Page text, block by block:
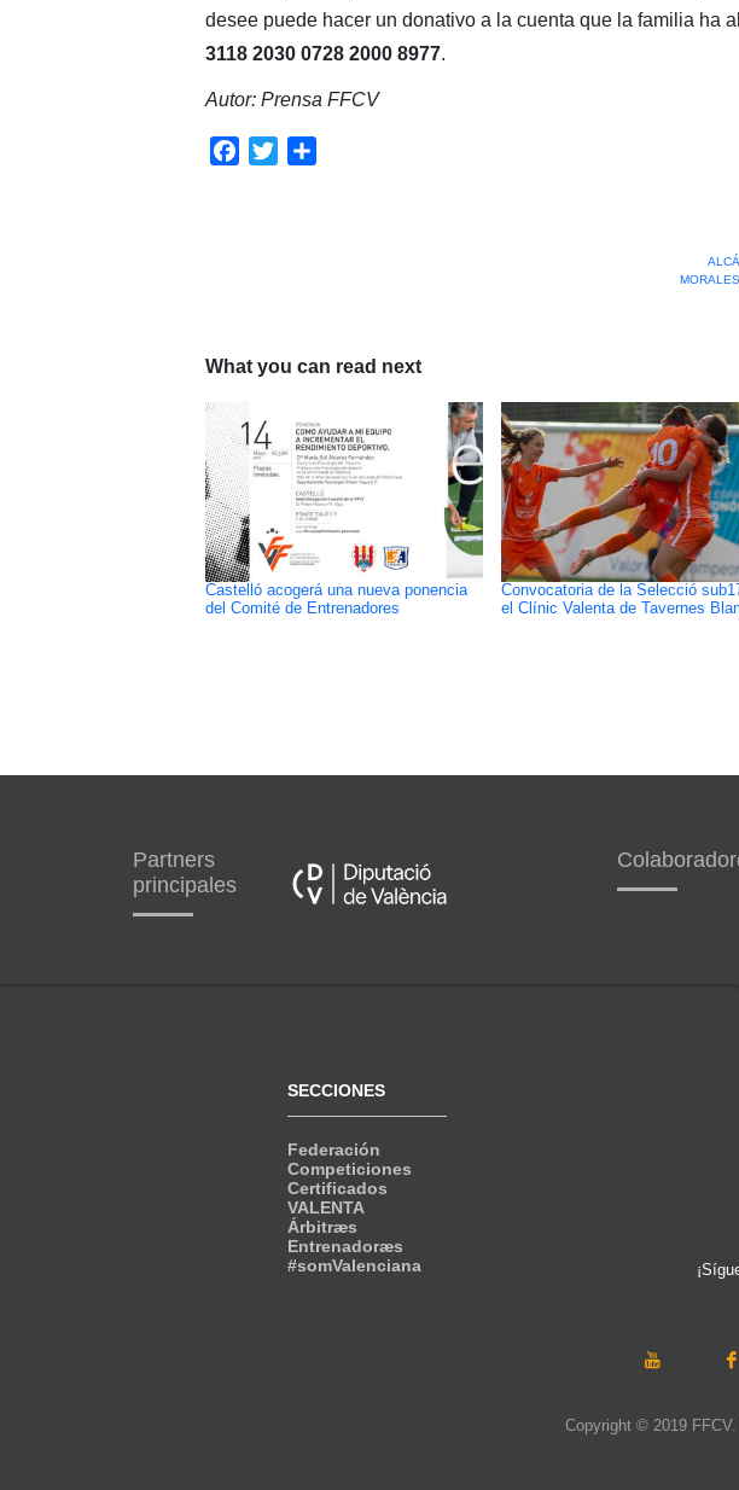
desee puede hacer un donativo a la cuenta que la familia ha
3118 2030 0728 2000 8977.
Autor: Prensa FFCV
Facebook
Twitter
MORALES
What you can read next
Castelló acogerá una nueva ponencia
del Comité de Entrenadores
Convocatoria de la Selecció
el Clínic Valenta de Tavernes
Partners
principales
SECCIONES
Federación
Competiciones
Certificados
VALENTA
Árbitræs
Entrenadoræs
#somValenciana
Copyright © 2019